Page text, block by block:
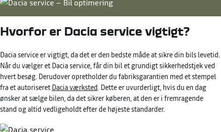
Hvorfor er Dacia service vigtigt?
Dacia service er vigtigt, da det er den bedste måde at sikre din bils levetid.
Når du vælger et Dacia service, får din bil et grundigt sikkerhedstjek ved
hvert besøg. Derudover opretholder du fabriksgarantien med et stempel
fra et autoriseret Dacia værksted. Dette er uvurderligt, hvis du en dag
ønsker at sælge bilen, da det sikrer køberen, at den er i fremragende
stand og altid vedligeholdt efter de højeste standarder.